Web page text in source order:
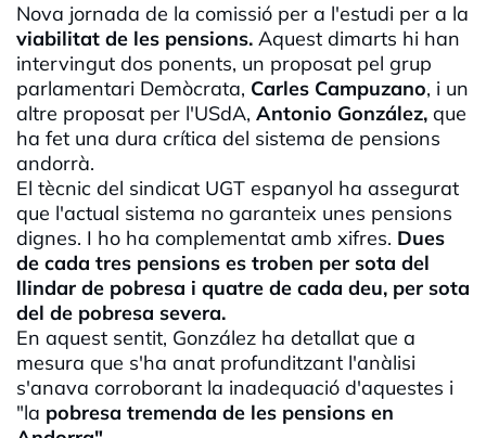
Nova jornada de la comissió per a l'estudi per a la
viabilitat de les pensions. Aquest dimarts hi han
intervingut dos ponents, un proposat pel grup
parlamentari Demòcrata, Carles Campuzano, i un
altre proposat per l'USdA, Antonio González, que
ha fet una dura crítica del sistema de pensions
andorrà.
El tècnic del sindicat UGT espanyol ha assegurat
que l'actual sistema no garanteix unes pensions
dignes. I ho ha complementat amb xifres. Dues
de cada tres pensions es troben per sota del
llindar de pobresa i quatre de cada deu, per sota
del de pobresa severa.
En aquest sentit, González ha detallat que a
mesura que s'ha anat profunditzant l'anàlisi
s'anava corroborant la inadequació d'aquestes i
"la pobresa tremenda de les pensions en